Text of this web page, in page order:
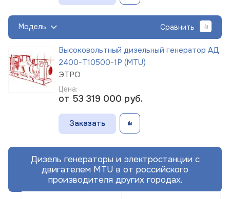
Модель Сравнить
Высоковольтный дизельный генератор АД
2400-Т10500-1Р (MTU)
ЭТРО
Цена:
от 53 319 000 руб.
Заказать
Дизель генераторы и электростанции с
двигателем MTU в от российского
производителя других городах.